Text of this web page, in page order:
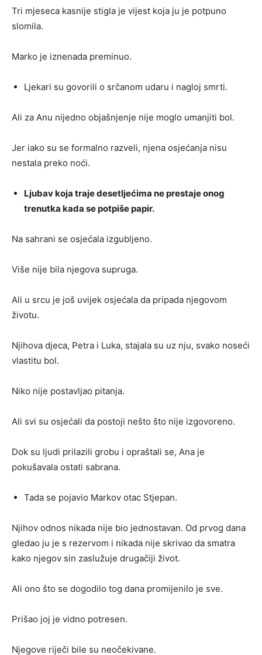
Tri mjeseca kasnije stigla je vijest koja ju je potpuno
slomila.
Marko je iznenada preminuo.
Ljekari su govorili o srčanom udaru i nagloj smrti.
Ali za Anu nijedno objašnjenje nije moglo umanjiti bol.
Jer iako su se formalno razveli, njena osjećanja nisu
nestala preko noći.
Ljubav koja traje desetljećima ne prestaje onog
trenutka kada se potpiše papir.
Na sahrani se osjećala izgubljeno.
Više nije bila njegova supruga.
Ali u srcu je još uvijek osjećala da pripada njegovom
životu.
Njihova djeca, Petra i Luka, stajala su uz nju, svako noseći
vlastitu bol.
Niko nije postavljao pitanja.
Ali svi su osjećali da postoji nešto što nije izgovoreno.
Dok su ljudi prilazili grobu i opraštali se, Ana je
pokušavala ostati sabrana.
Tada se pojavio Markov otac Stjepan.
Njihov odnos nikada nije bio jednostavan. Od prvog dana
gledao ju je s rezervom i nikada nije skrivao da smatra
kako njegov sin zaslužuje drugačiji život.
Ali ono što se dogodilo tog dana promijenilo je sve.
Prišao joj je vidno potresen.
Njegove riječi bile su neočekivane.